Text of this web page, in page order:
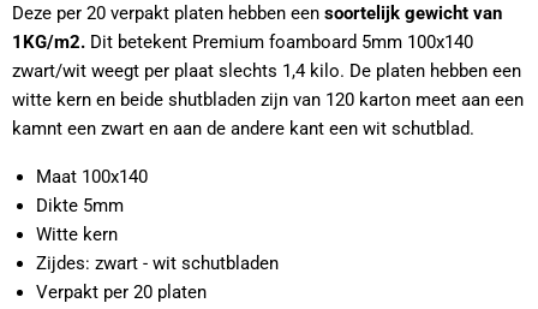
Deze per 20 verpakt platen hebben een soortelijk gewicht van
1KG/m2. Dit betekent Premium foamboard 5mm 100x140
zwart/wit weegt per plaat slechts 1,4 kilo. De platen hebben een
witte kern en beide shutbladen zijn van 120 karton meet aan een
kamnt een zwart en aan de andere kant een wit schutblad.
Maat 100x140
Dikte 5mm
Witte kern
Zijdes: zwart - wit schutbladen
Verpakt per 20 platen